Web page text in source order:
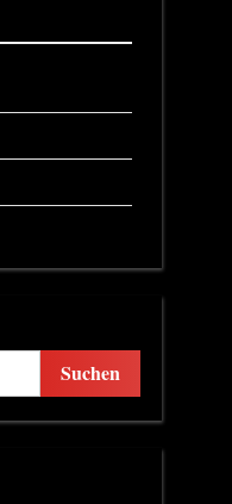
Suchen